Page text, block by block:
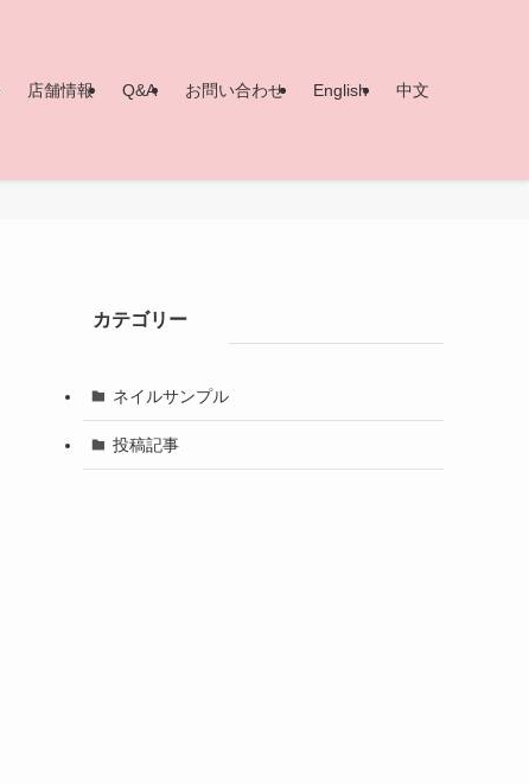
店舗情報 Q&A お問い合わせ English 中文
カテゴリー
ネイルサンプル
投稿記事